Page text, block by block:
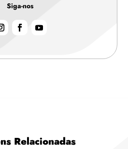
Siga-nos
Relacionadas